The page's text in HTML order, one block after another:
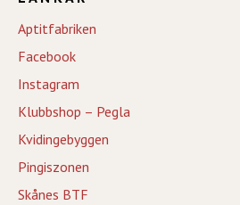
Aptitfabriken
Facebook
Instagram
Klubbshop – Pegla
Kvidingebyggen
Pingiszonen
Skånes BTF